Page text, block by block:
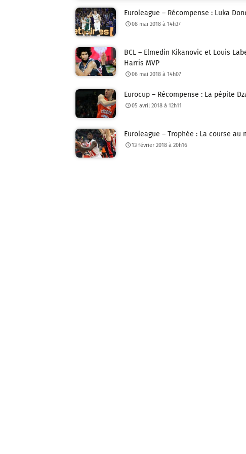
Euroleague – Récompense : Luka
08 mai 2018 à 14h37
BCL – Elmedin Kikanovic et Louis
Harris MVP
06 mai 2018 à 14h07
Eurocup – Récompense : La pépite
05 avril 2018 à 12h11
Euroleague – Trophée : La course
13 février 2018 à 20h16